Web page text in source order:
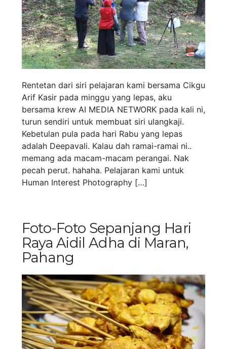
Rentetan dari siri pelajaran kami bersama Cikgu
Arif Kasir pada minggu yang lepas, aku
bersama krew AI MEDIA NETWORK pada kali ni,
turun sendiri untuk membuat siri ulangkaji.
Kebetulan pula pada hari Rabu yang lepas
adalah Deepavali. Kalau dah ramai-ramai ni..
memang ada macam-macam perangai. Nak
pecah perut. hahaha. Pelajaran kami untuk
Human Interest Photography […]
Foto-Foto Sepanjang Hari
Raya Aidil Adha di Maran,
Pahang